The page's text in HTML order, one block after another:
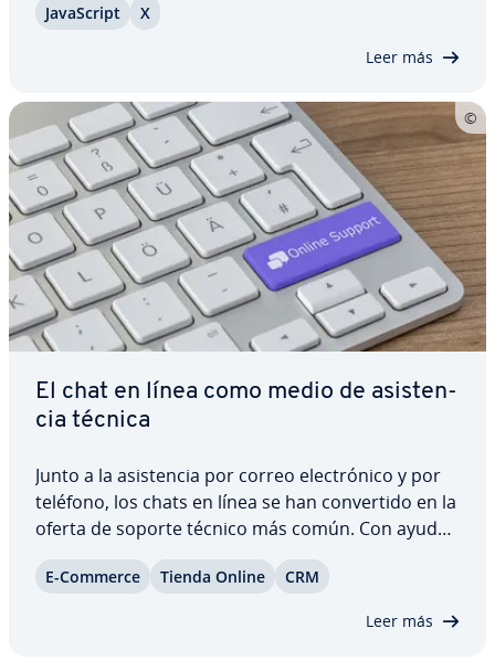
con la ayuda de los llamados Twitter widgets
Ja­va­S­cri­pt X
Leer más
El chat en línea como medio de asi­s­te­n­
cia técnica
Junto a la asi­s­te­n­cia por correo ele­c­tró­ni­co y por
teléfono, los chats en línea se han co­n­ve­r­ti­do en la
oferta de soporte técnico más común. Con ayuda
puedes vincular la he­rra­mie­n­ta en tiempo real con
E-Commerce Tienda Online CRM
Leer más